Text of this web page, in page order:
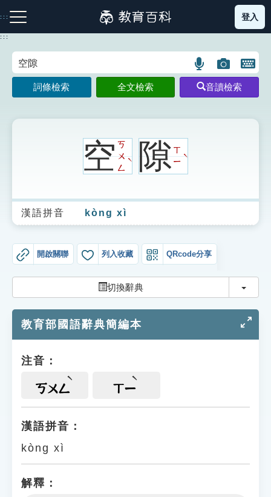
到
主
:::
注音索引圖示 筆畫索引圖示 部首索引表圖示
生字詞彙表
成語故事
索引選單
單字索引
遊戲專區
貓頭鷹博士
登入
:::
語
言
搜
圖
片
搜
開
鍵
圖
詞條檢索 全文檢索 音讀檢索
空ㄎ
ㄨ
ㄥ
ˋ 隙ㄒ
ㄧ
ˋ
漢語拼音 kòng xì
開啟關聯 列入收藏 QRcode分享
切換辭典 切換
教育部國語辭典簡編本
注音：
ㄎㄨㄥ ㄒㄧ
漢語拼音：
kòng xì
解釋：